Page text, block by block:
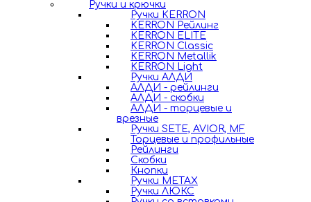
Ручки и крючки
Ручки KERRON
KERRON Рейлинг
KERRON ELITE
KERRON Classic
KERRON Metallik
KERRON Light
Ручки АЛДИ
АЛДИ - рейлинги
АЛДИ - скобки
АЛДИ - торцевые и
врезные
Ручки SETE, AVIOR, MF
Торцевые и профильные
Рейлинги
Скобки
Кнопки
Ручки METAX
Ручки ЛЮКС